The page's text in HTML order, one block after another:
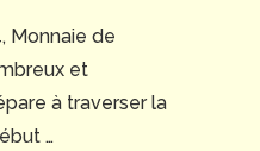
Monnaie de
et
à traverser la
…